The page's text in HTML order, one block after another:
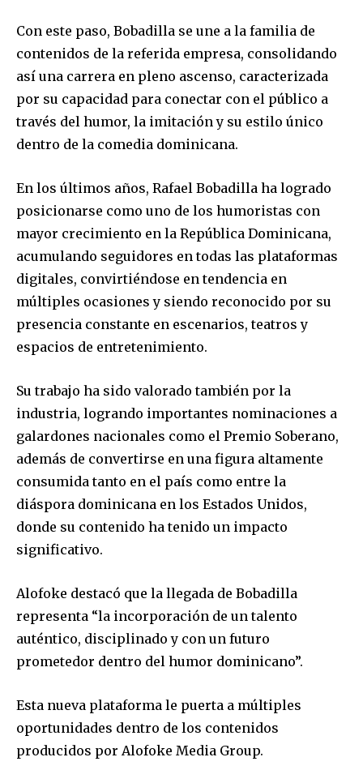
Con este paso, Bobadilla se une a la familia de
contenidos de la referida empresa, consolidando
así una carrera en pleno ascenso, caracterizada
por su capacidad para conectar con el público a
través del humor, la imitación y su estilo único
dentro de la comedia dominicana.
En los últimos años, Rafael Bobadilla ha logrado
posicionarse como uno de los humoristas con
mayor crecimiento en la República Dominicana,
acumulando seguidores en todas las plataformas
digitales, convirtiéndose en tendencia en
múltiples ocasiones y siendo reconocido por su
presencia constante en escenarios, teatros y
espacios de entretenimiento.
Su trabajo ha sido valorado también por la
industria, logrando importantes nominaciones a
galardones nacionales como el Premio Soberano,
además de convertirse en una figura altamente
consumida tanto en el país como entre la
diáspora dominicana en los Estados Unidos,
donde su contenido ha tenido un impacto
significativo.
Alofoke destacó que la llegada de Bobadilla
representa “la incorporación de un talento
auténtico, disciplinado y con un futuro
prometedor dentro del humor dominicano”.
Esta nueva plataforma le puerta a múltiples
oportunidades dentro de los contenidos
producidos por Alofoke Media Group.